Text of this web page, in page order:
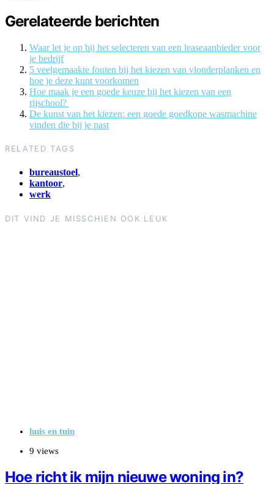
Gerelateerde berichten
Waar let je op bij het selecteren van een leaseaanbieder voor
je bedrijf
5 veelgemaakte fouten bij het kiezen van vlonderplanken en
hoe je deze kunt voorkomen
Hoe maak je een goede keuze bij het kiezen van een
rijschool?
De kunst van het kiezen: een goede goedkope wasmachine
vinden die bij je past
RELATED TAGS
bureaustoel,
kantoor,
werk
DIT VIND JE MISSCHIEN OOK LEUK
huis en tuin
9 views
Hoe richt ik mijn nieuwe woning in?